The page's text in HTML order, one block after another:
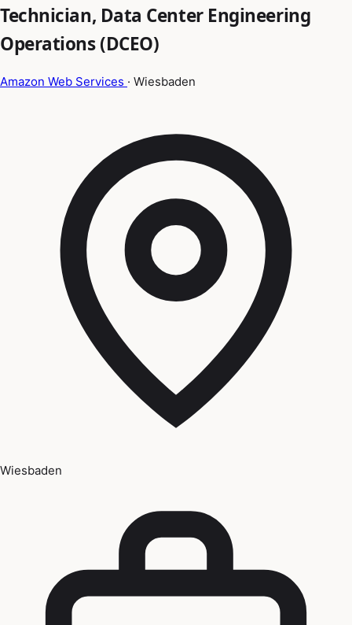
Technician, Data Center Engineering
Operations (DCEO)
Amazon Web Services · Wiesbaden
Wiesbaden